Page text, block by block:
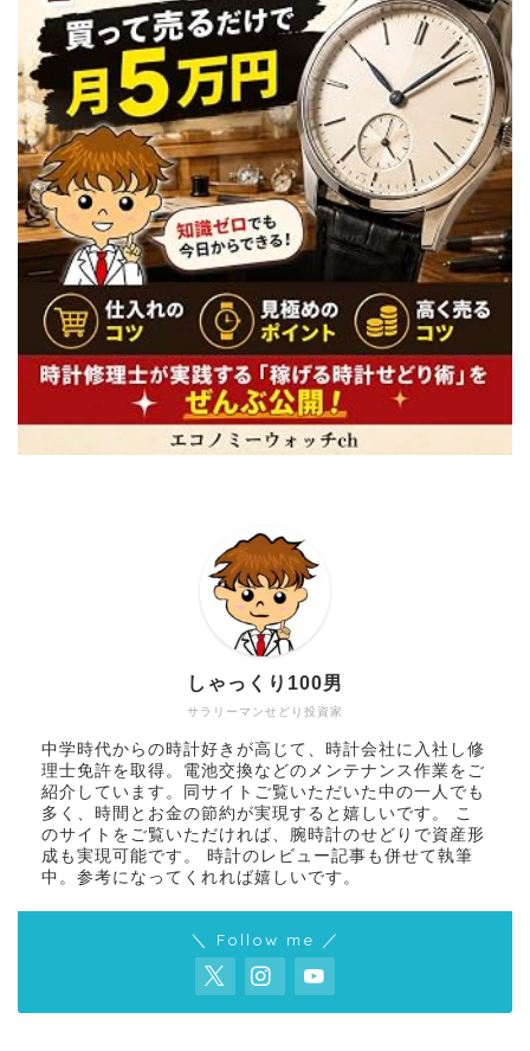
サラリーマンせどり投資家
しゃっくり100男
中学時代からの時計好きが高じて、時計会社に入社し修
理士免許を取得。電池交換などのメンテナンス作業をご
紹介しています。同サイトご覧いただいた中の一人でも
多く、時間とお金の節約が実現すると嬉しいです。 こ
のサイトをご覧いただければ、腕時計のせどりで資産形
成も実現可能です。 時計のレビュー記事も併せて執筆
中。参考になってくれれば嬉しいです。
＼ Follow me ／